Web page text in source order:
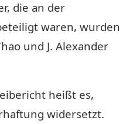
die an der
waren, wurden
und J. Alexander
heißt es,
widersetzt.